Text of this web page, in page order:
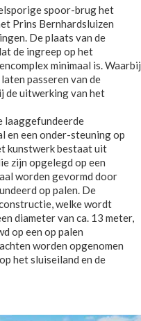
spoor-brug het
Prins Bernhardsluizen
De plaats van de
de ingreep op het
minimaal is. Waarbij
passeren van de
de uitwerking van het
laaggefundeerde
en een onder-steuning op
kunstwerk bestaat uit
zijn opgelegd op een
worden gevormd door
op palen. De
welke wordt
diameter van ca. 13 meter,
op een op palen
worden opgenomen
het sluiseiland en de